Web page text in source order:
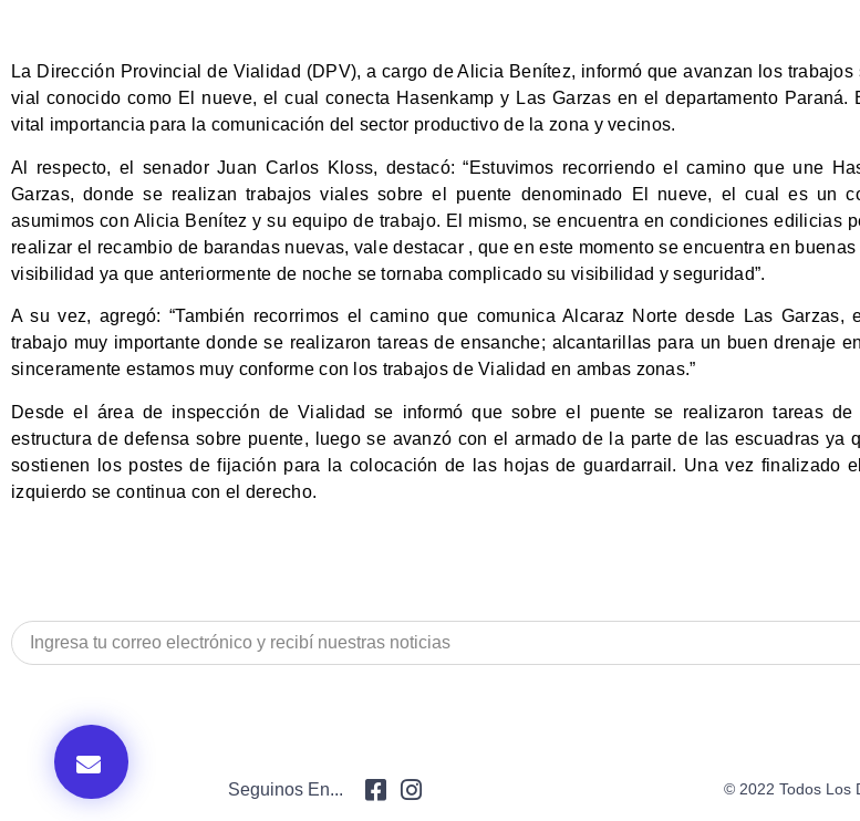
La Dirección Provincial de Vialidad (DPV), a cargo de Alicia Benítez, informó que avanzan los trabajos
vial conocido como El nueve, el cual conecta Hasenkamp y Las Garzas en el departamento Paraná.
vital importancia para la comunicación del sector productivo de la zona y vecinos.
Al respecto, el senador Juan Carlos Kloss, destacó: “Estuvimos recorriendo el camino que une
Garzas, donde se realizan trabajos viales sobre el puente denominado El nueve, el cual es un
asumimos con Alicia Benítez y su equipo de trabajo. El mismo, se encuentra en condiciones edilicias
realizar el recambio de barandas nuevas, vale destacar , que en este momento se encuentra en
visibilidad ya que anteriormente de noche se tornaba complicado su visibilidad y seguridad”.
A su vez, agregó: “También recorrimos el camino que comunica Alcaraz Norte desde Las Garzas,
trabajo muy importante donde se realizaron tareas de ensanche; alcantarillas para un buen drenaje
sinceramente estamos muy conforme con los trabajos de Vialidad en ambas zonas.”
Desde el área de inspección de Vialidad se informó que sobre el puente se realizaron tareas de
estructura de defensa sobre puente, luego se avanzó con el armado de la parte de las escuadras ya
sostienen los postes de fijación para la colocación de las hojas de guardarrail. Una vez finalizado
izquierdo se continua con el derecho.
Seguinos En... © 2022 Todos Los